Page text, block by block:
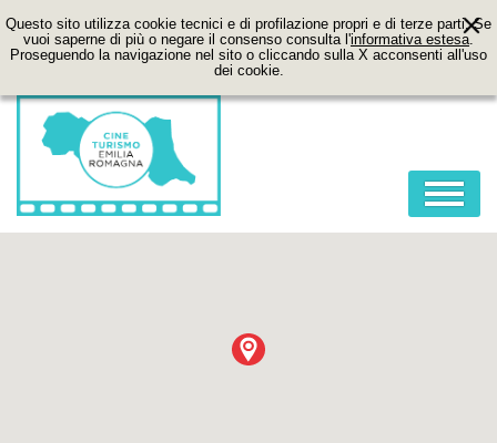
Questo sito utilizza cookie tecnici e di profilazione propri e di terze parti. Se
vuoi saperne di più o negare il consenso consulta l'informativa estesa.
Proseguendo la navigazione nel sito o cliccando sulla X acconsenti all'uso
dei cookie.
FILM
LOCATION